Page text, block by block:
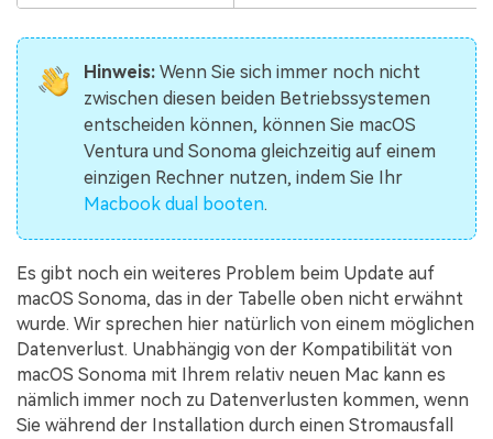
Hinweis:Wenn Sie sich immer noch nicht
zwischen diesen beiden Betriebssystemen
entscheiden können, können Sie macOS
Ventura und Sonoma gleichzeitig auf einem
einzigen Rechner nutzen, indem Sie Ihr
Macbook dual booten.
Es gibt noch ein weiteres Problem beim Update auf
macOS Sonoma, das in der Tabelle oben nicht erwähnt
wurde. Wir sprechen hier natürlich von einem möglichen
Datenverlust. Unabhängig von der Kompatibilität von
macOS Sonoma mit Ihrem relativ neuen Mac kann es
nämlich immer noch zu Datenverlusten kommen, wenn
Sie während der Installation durch einen Stromausfall